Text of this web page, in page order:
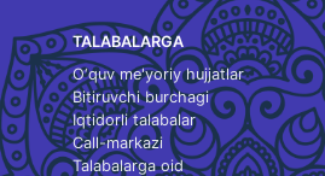
TALABALARGA
O‘quv me'yoriy hujjatlar
Bitiruvchi burchagi
Iqtidorli talabalar
Call-markazi
Talabalarga oid